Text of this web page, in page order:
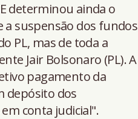
determinou ainda o
a suspensão dos fundos
PL, mas de toda a
Jair Bolsonaro (PL). A
pagamento da
depósito dos
conta judicial".